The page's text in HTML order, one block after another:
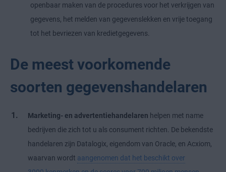
openbaar maken van de procedures voor het verkrijgen van
gegevens, het melden van gegevenslekken en vrije toegang
tot het bevriezen van kredietgegevens.
De meest voorkomende
soorten gegevenshandelaren
Marketing- en advertentiehandelaren helpen met name
bedrijven die zich tot u als consument richten. De bekendste
handelaren zijn Datalogix, eigendom van Oracle, en Acxiom,
waarvan wordt aangenomen dat het beschikt over